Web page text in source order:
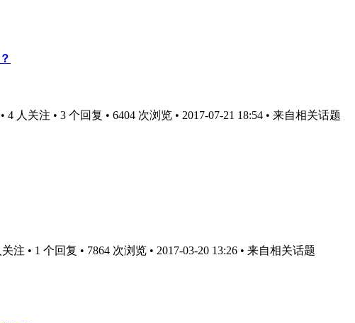
4 人关注 • 3 个回复 • 6404 次浏览 • 2017-07-21 18:54 • 来自相关话题
注 • 1 个回复 • 7864 次浏览 • 2017-03-20 13:26 • 来自相关话题